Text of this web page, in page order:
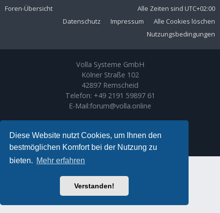
Diese Website nutzt Cookies, um Ihnen den
bestmöglichen Komfort bei der Nutzung zu
bieten. Mehr erfahren
Verstanden!
Foren-Übersicht Alle Zeiten sind UTC+02:00
Alle Cookies löschen
Impressum
Datenschutz
Nutzungsbedingungen
Volla Systeme GmbH
Kölner Straße 102
42897 Remscheid
Telefon: +49 2191 59897 61
E-Mail:forum@volla.online
Ariki Theme byGramziu